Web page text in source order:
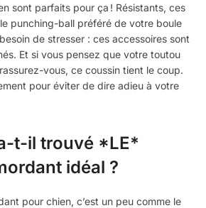
sont parfaits pour ça ! Résistants, ces
punching-ball préféré de votre boule
de stresser : ces accessoires sont
Et si vous pensez que votre toutou
vous, ce coussin tient le coup.
pour éviter de dire adieu à votre
t-il trouvé *LE*
idéal ?
pour chien, c’est un peu comme le